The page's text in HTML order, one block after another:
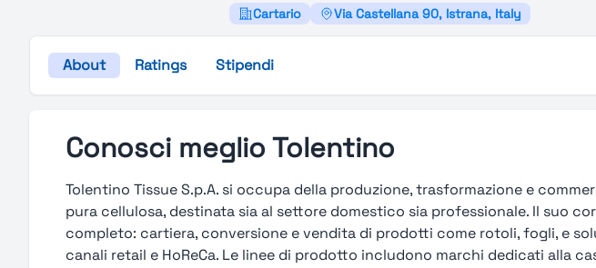
Cartario Via Castellana 90, Istrana, Italy
About Ratings Stipendi
Conosci meglio Tolentino
Tolentino Tissue S.p.A. si occupa della produzione, trasformazione e
pura cellulosa, destinata sia al settore domestico sia professionale. Il suo
completo: cartiera, conversione e vendita di prodotti come rotoli, fogli, e
canali retail e HoReCa. Le linee di prodotto includono marchi dedicati alla